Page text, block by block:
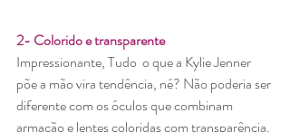
2- Colorido e transparente
Impressionante, Tudo  o que a Kylie Jenner
põe a mão vira tendência, né? Não poderia ser
diferente com os óculos que combinam
armação e lentes coloridas com transparência.